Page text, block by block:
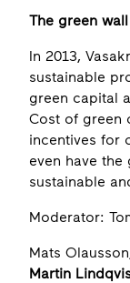
The green
In 2013,
sustainable
green capital
Cost of green
incentives for
even have
sustainable
Moderator:
Mats
Martin